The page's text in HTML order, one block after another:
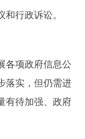
行政诉讼。
项政府信息公
落实，但仍需进
有待加强、政府